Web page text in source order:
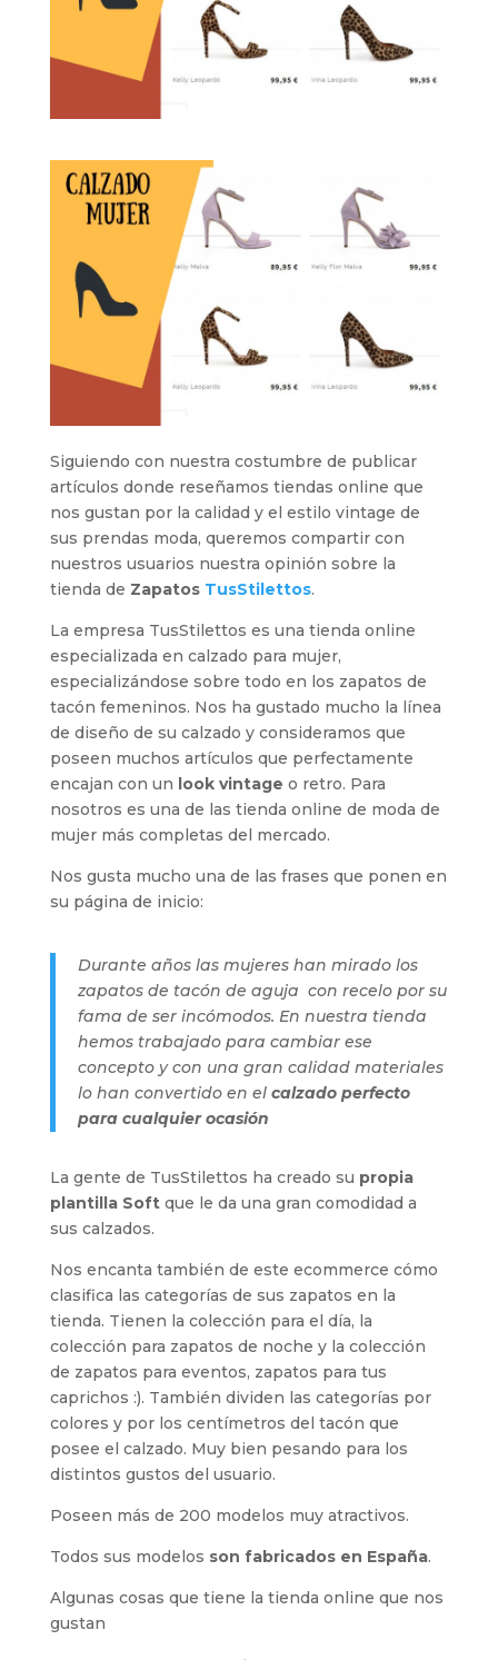
Siguiendo con nuestra costumbre de publicar
artículos donde reseñamos tiendas online que
nos gustan por la calidad y el estilo vintage de
sus prendas moda, queremos compartir con
nuestros usuarios nuestra opinión sobre la
tienda de Zapatos TusStilettos.
La empresa TusStilettos es una tienda online
especializada en calzado para mujer,
especializándose sobre todo en los zapatos de
tacón femeninos. Nos ha gustado mucho la línea
de diseño de su calzado y consideramos que
poseen muchos artículos que perfectamente
encajan con un look vintage o retro. Para
nosotros es una de las tienda online de moda de
mujer más completas del mercado.
Nos gusta mucho una de las frases que ponen en
su página de inicio:
Durante años las mujeres han mirado los
zapatos de tacón de aguja con recelo por su
fama de ser incómodos. En nuestra tienda
hemos trabajado para cambiar ese
concepto y con una gran calidad materiales
lo han convertido en el calzado perfecto
para cualquier ocasión
La gente de TusStilettos ha creado su propia
plantilla Softque le da una gran comodidad a
sus calzados.
Nos encanta también de este ecommerce cómo
clasifica las categorías de sus zapatos en la
tienda. Tienen la colección para el día, la
colección para zapatos de noche y la colección
de zapatos para eventos, zapatos para tus
caprichos :). También dividen las categorías por
colores y por los centímetros del tacón que
posee el calzado. Muy bien pesando para los
distintos gustos del usuario.
Poseen más de 200 modelos muy atractivos.
Todos sus modelos son fabricados en España.
Algunas cosas que tiene la tienda online que nos
gustan